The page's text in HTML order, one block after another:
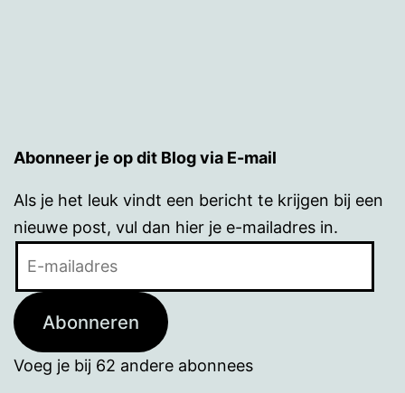
Abonneer je op dit Blog via E-mail
Als je het leuk vindt een bericht te krijgen bij een
nieuwe post, vul dan hier je e-mailadres in.
Abonneren
Voeg je bij 62 andere abonnees